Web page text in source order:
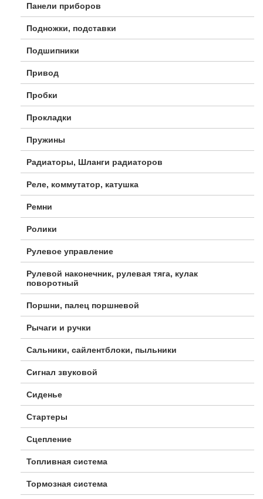
Панели приборов
Подножки, подставки
Подшипники
Привод
Пробки
Прокладки
Пружины
Радиаторы, Шланги радиаторов
Реле, коммутатор, катушка
Ремни
Ролики
Рулевое управление
Рулевой наконечник, рулевая тяга, кулак
поворотный
Поршни, палец поршневой
Рычаги и ручки
Сальники, сайлентблоки, пыльники
Сигнал звуковой
Сиденье
Стартеры
Сцепление
Топливная система
Тормозная система